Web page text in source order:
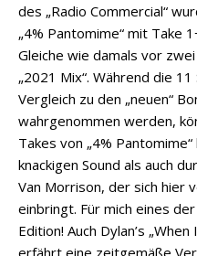
des „Radio Commercial“
„4% Pantomime“ mit Take
Gleiche wie damals vor
„2021 Mix“. Während die
Vergleich zu den „neuen“
wahrgenommen werden,
Takes von „4%
knackigen Sound als auch
Van Morrison, der sich hier
einbringt. Für mich eines
Edition! Auch Dylan’s
erfährt eine zeitgemäße